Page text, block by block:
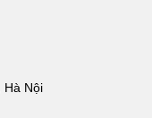
Hà Nội